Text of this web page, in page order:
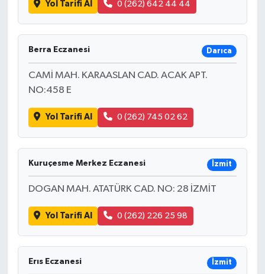
Yol Tarifi Al 0 (262) 642 44 44
Berra Eczanesi Darıca
CAMİ MAH. KARAASLAN CAD. ACAK APT.
NO:458 E
Yol Tarifi Al 0 (262) 745 02 62
Kuruçesme Merkez Eczanesi İzmit
DOGAN MAH. ATATÜRK CAD. NO: 28 İZMİT
Yol Tarifi Al 0 (262) 226 25 98
Erıs Eczanesi İzmit